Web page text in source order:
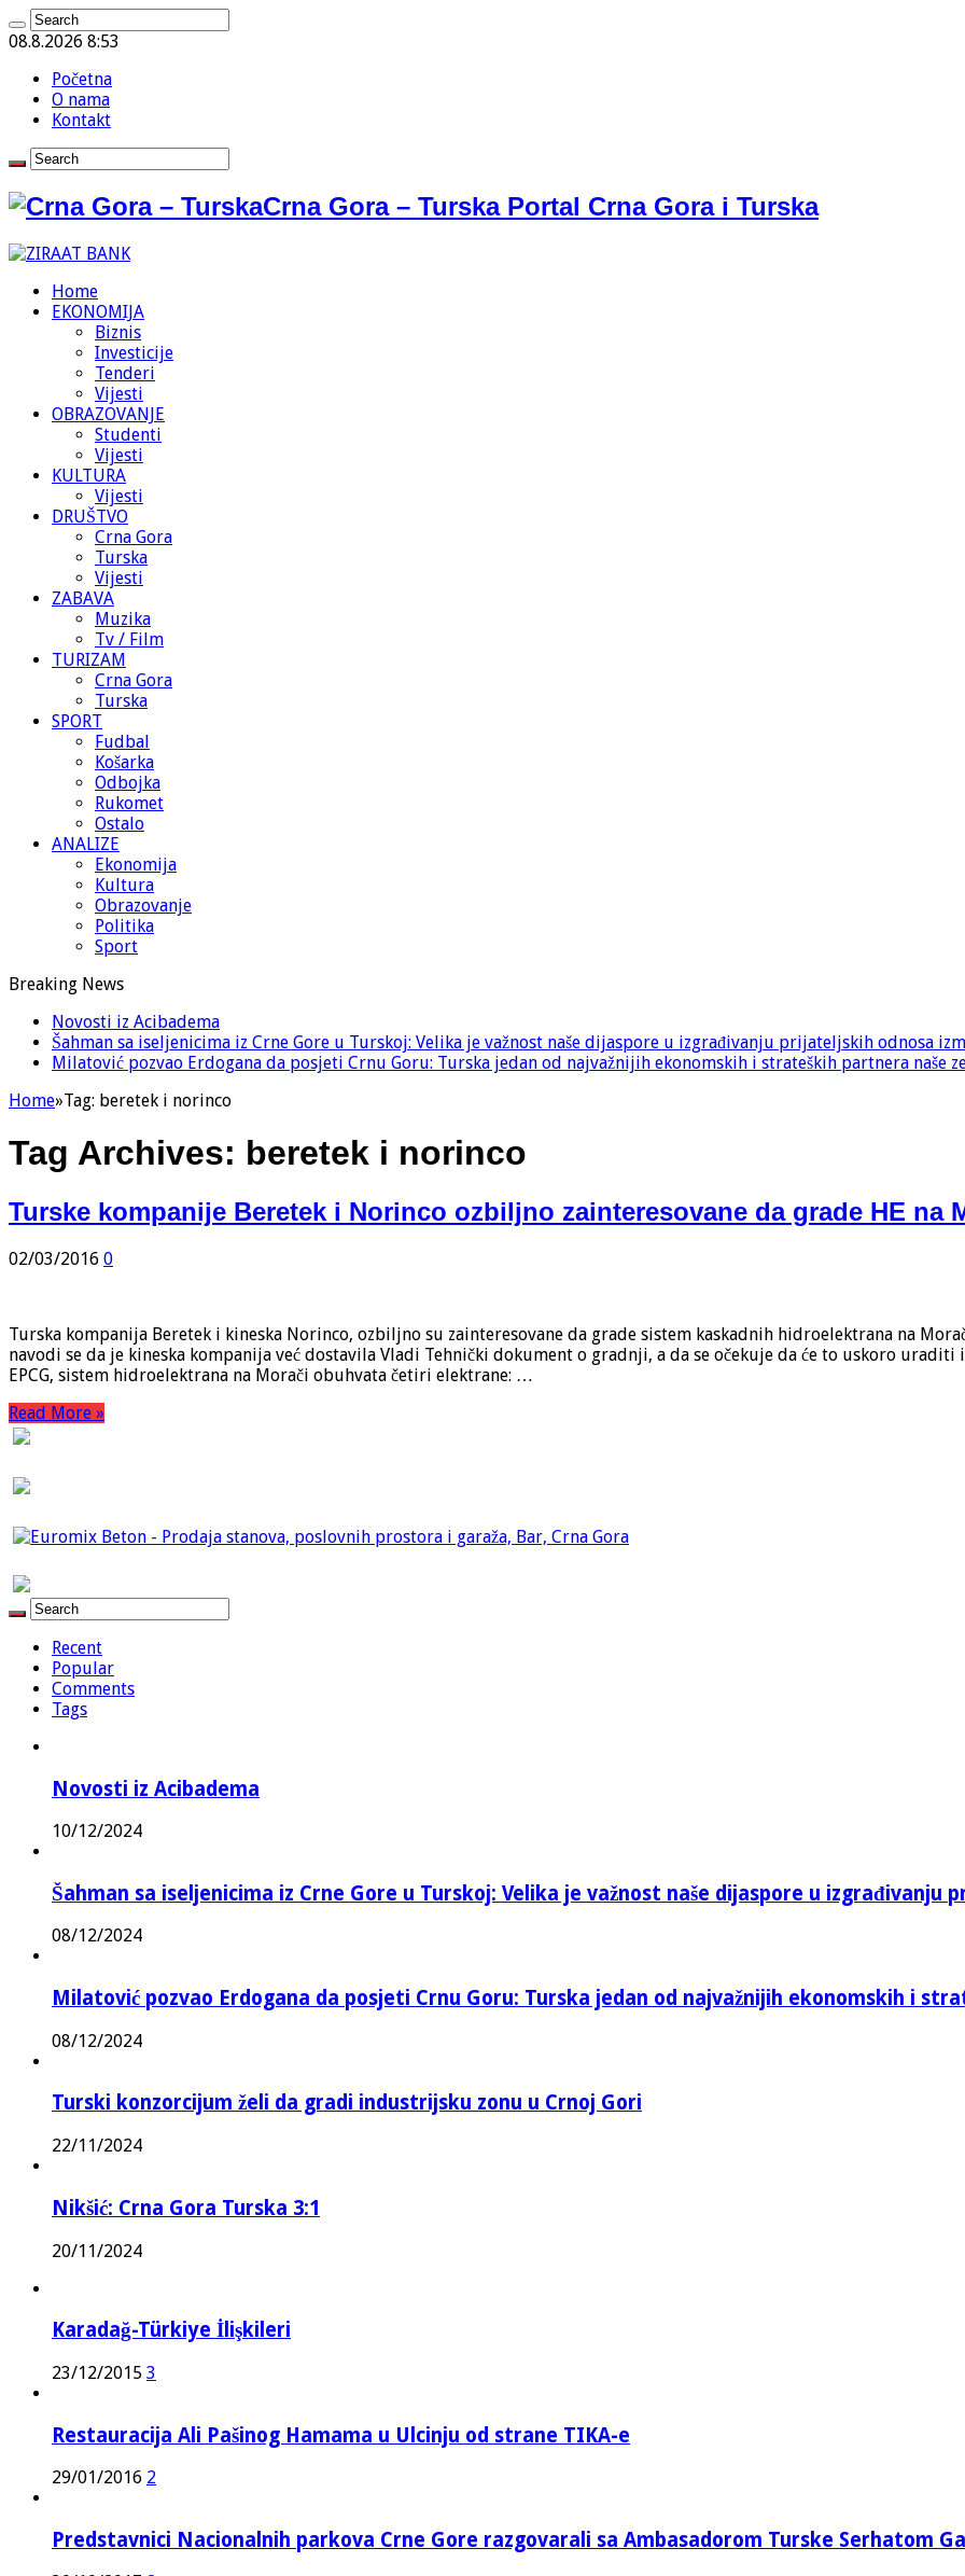
08.8.2026 8:53
Početna
O nama
Kontakt
Crna Gora – Turska Portal Crna Gora i Turska
Home
EKONOMIJA
Biznis
Investicije
Tenderi
Vijesti
OBRAZOVANJE
Studenti
Vijesti
KULTURA
Vijesti
DRUŠTVO
Crna Gora
Turska
Vijesti
ZABAVA
Muzika
Tv / Film
TURIZAM
Crna Gora
Turska
SPORT
Fudbal
Košarka
Odbojka
Rukomet
Ostalo
ANALIZE
Ekonomija
Kultura
Obrazovanje
Politika
Sport
Breaking News
Novosti iz Acibadema
Šahman sa iseljenicima iz Crne Gore u Turskoj: Velika je važnost naše dijaspore u izgrađivanju prijateljskih odnosa
Milatović pozvao Erdogana da posjeti Crnu Goru: Turska jedan od najvažnijih ekonomskih i strateških partnera naše
Home»Tag: beretek i norinco
Tag Archives: beretek i norinco
Turske kompanije Beretek i Norinco ozbiljno zainteresovane da grade HE na
02/03/2016 0
Turska kompanija Beretek i kineska Norinco, ozbiljno su zainteresovane da grade sistem kaskadnih hidroelektrana na
navodi se da je kineska kompanija već dostavila Vladi Tehnički dokument o gradnji, a da se očekuje da će to uskoro
EPCG, sistem hidroelektrana na Morači obuhvata četiri elektrane: …
Read More »
Recent
Popular
Comments
Tags
Novosti iz Acibadema
10/12/2024
Šahman sa iseljenicima iz Crne Gore u Turskoj: Velika je važnost naše dijaspore u izgrađivanju
08/12/2024
Milatović pozvao Erdogana da posjeti Crnu Goru: Turska jedan od najvažnijih ekonomskih i
08/12/2024
Turski konzorcijum želi da gradi industrijsku zonu u Crnoj Gori
22/11/2024
Nikšić: Crna Gora Turska 3:1
20/11/2024
Karadağ-Türkiye İlişkileri
23/12/2015 3
Restauracija Ali Pašinog Hamama u Ulcinju od strane TIKA-e
29/01/2016 2
Predstavnici Nacionalnih parkova Crne Gore razgovarali sa Ambasadorom Turske Serhatom